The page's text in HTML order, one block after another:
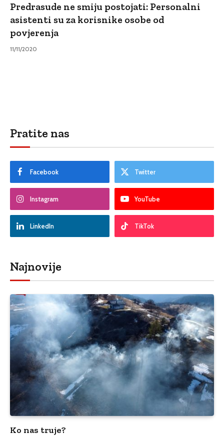
Predrasude ne smiju postojati: Personalni
asistenti su za korisnike osobe od
povjerenja
11/11/2020
Pratite nas
Facebook Twitter
Instagram YouTube
LinkedIn TikTok
Najnovije
Ko nas truje?